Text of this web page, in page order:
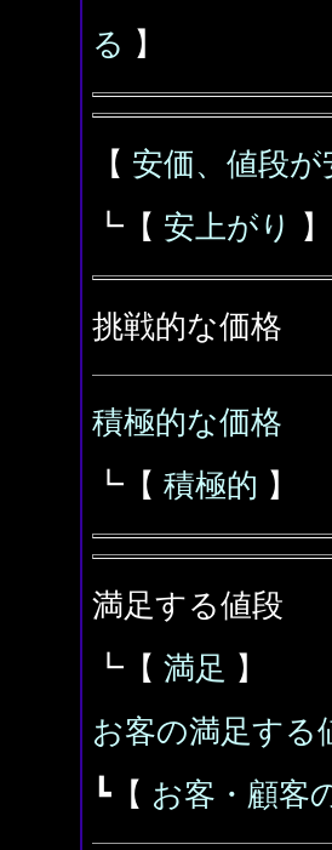
る 】
【 安価、値段が
┗【 安上がり 】
挑戦的な価格
積極的な価格
┗【 積極的 】
満足する値段
┗【 満足 】
お客の満足する
┗【 お客・顧客